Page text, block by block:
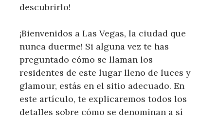
descubrirlo!
¡Bienvenidos a Las Vegas, la ciudad que
nunca duerme! Si alguna vez te has
preguntado cómo se llaman los
residentes de este lugar lleno de luces y
glamour, estás en el sitio adecuado. En
este artículo, te explicaremos todos los
detalles sobre cómo se denominan a sí